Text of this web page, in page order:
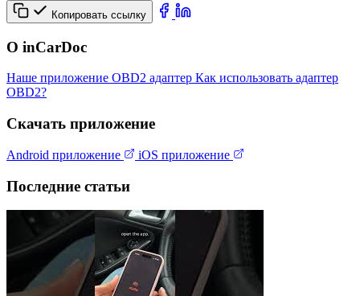
Копировать ссылку
О inCarDoc
Наше приложение OBD2 адаптер Как использовать адаптер
OBD2?
Скачать приложение
Android приложение iOS приложение
Последние статьи